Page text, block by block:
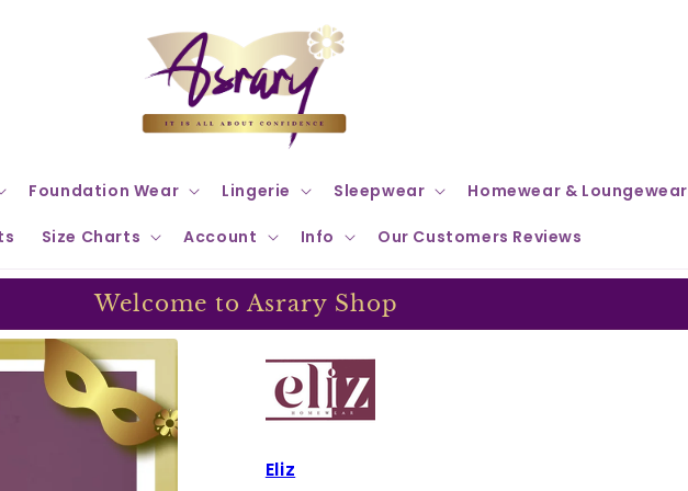
Foundation Wear Lingerie Sleepwear Homewear & Loungewear
Size Charts Account Info Our Customers Reviews
Welcome to Asrary Shop
Eliz